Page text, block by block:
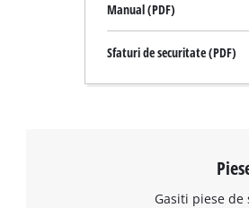
Manual (PDF)
Sfaturi de securitate (PDF)
Gasiti piese